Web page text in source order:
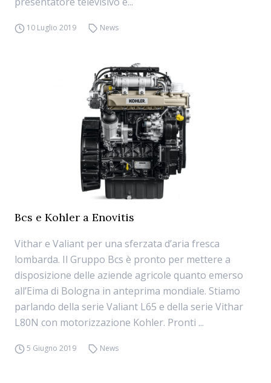
10 Luglio 2019 News
Bcs e Kohler a Enovitis
Vithar e Valiant per una sferzata d’aria fresca
lombarda. Il Gruppo Bcs è pronto per mettere a
disposizione delle aziende agricole quanto emerso
all’Eima di Bologna in anteprima mondiale. Stiamo
parlando della serie Valiant L65 e della serie Vithar
L80N con motorizzazione Kohler. Pronti ...
5 Giugno 2019 News